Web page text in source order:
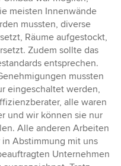
meisten Innenwände
mussten, diverse
Räume aufgestockt,
Zudem sollte das
entsprechen.
mussten
eingeschaltet werden,
alle waren
und wir können sie nur
Alle anderen Arbeiten
Abstimmung mit uns
Unternehmen